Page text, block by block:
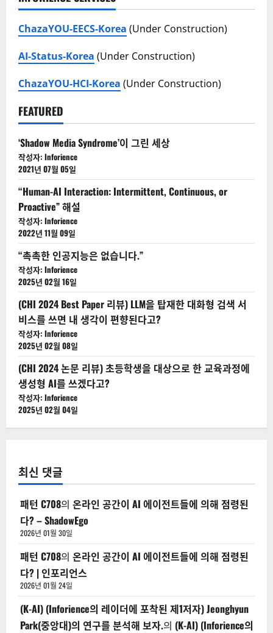
뷰)
초
학
생
대
상
로
한
정
생
성
형
AI
를
쓰
겠
다
고?
ChazaYOU-EECS-Korea (Under Construction)
AI-Status-Korea (Under Construction)
ChazaYOU-HCI-Korea (Under Construction)
FEATURED
‘Shadow Media Syndrome’이 그린 세상
작성자: Inforience
2021년 07월 05일
“Human-AI Interaction: Intermittent, Continuous, or
Proactive” 해설
작성자: Inforience
2022년 11월 09일
“촉촉한 인공지능은 없습니다.”
작성자: Inforience
2025년 02월 16일
(CHI 2024 Best Paper 리뷰) LLM을 탑재한 대화형 검색 서
비스를 쓰면 내 생각이 편향된다고?
작성자: Inforience
2025년 02월 08일
(CHI 2024 논문 리뷰) 초등학생을 대상으로 한 교육과정에
생성형 AI를 쓰겠다고?
작성자: Inforience
2025년 02월 04일
최신 댓글
패턴 C708의 온라인 공간이 AI 에이전트들에 의해 점령된
다? – ShadowEgo
2026년 01월 30일
패턴 C708의 온라인 공간이 AI 에이전트들에 의해 점령된
다? | 인포리언스
2026년 01월 24일
(K-AI) (Inforience의 레이더에 포착된 제1저자) Jeonghyun
Park(중앙대)의 연구를 분석해 보자.의 (K-AI) (Inforience의